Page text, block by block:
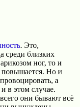
. Это,
среди близких
ног, то и
повышается. Но и
а
в этом случае.
они бывают всё